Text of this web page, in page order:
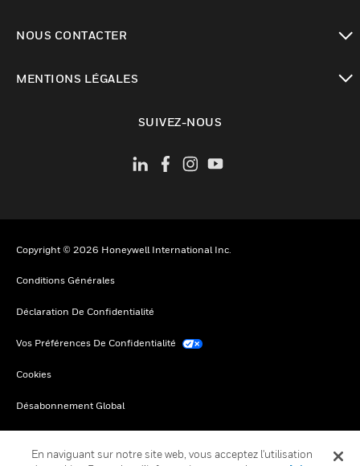
NOUS CONTACTER
MENTIONS LÉGALES
SUIVEZ-NOUS
Copyright © 2026 Honeywell International Inc.
Conditions Générales
Déclaration De Confidentialité
Vos Préférences De Confidentialité
Cookies
Désabonnement Global
En naviguant sur notre site web, vous acceptez l'utilisation